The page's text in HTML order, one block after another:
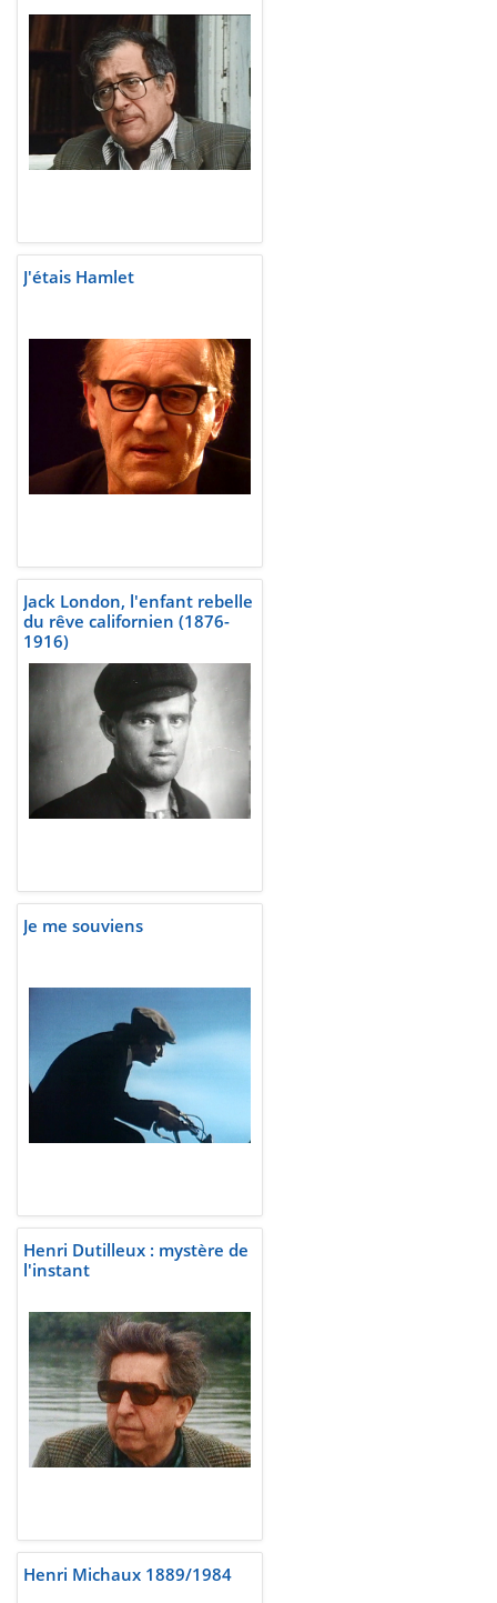
J'étais Hamlet
Jack London, l'enfant rebelle
du rêve californien (1876-
1916)
Je me souviens
Henri Dutilleux : mystère de
l'instant
Henri Michaux 1889/1984